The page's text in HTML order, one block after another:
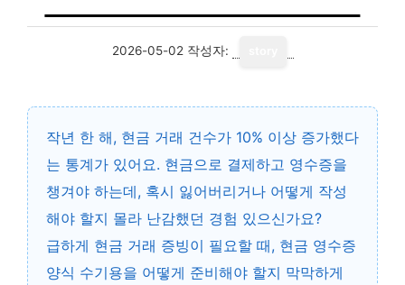
2026-05-02 작성자:
작년 한 해, 현금 거래 건수가 10% 이상 증가했다
는 통계가 있어요. 현금으로 결제하고 영수증을
챙겨야 하는데, 혹시 잃어버리거나 어떻게 작성
해야 할지 몰라 난감했던 경험 있으신가요?
급하게 현금 거래 증빙이 필요할 때, 현금 영수증
양식 수기용을 어떻게 준비해야 할지 막막하게